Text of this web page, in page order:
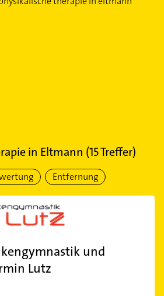
in Eltmann (15Treffer)
Entfernung
und
Lutz